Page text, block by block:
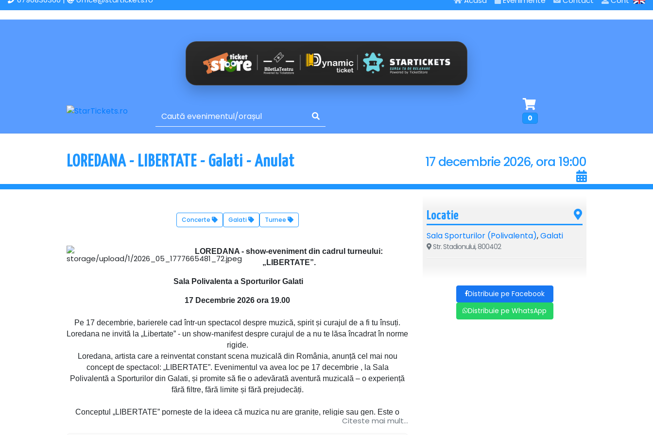
0
LOREDANA - LIBERTATE - Galati - Anulat 17 decembrie 2026, ora 19:00
Concerte Galati Turnee
LOREDANA - show-eveniment din cadrul turneului:
„LIBERTATE”.
Sala Polivalenta a Sporturilor Galati
17 Decembrie 2026 ora 19.00
Pe 17 decembrie, barierele cad într-un spectacol despre muzică, spirit și curajul de a fi tu însuți.
Loredana ne invită la „Libertate” - un show-manifest despre curajul de a nu te lăsa încadrat în norme
rigide.
Loredana, artista care a reinventat constant scena muzicală din România, anunță cel mai nou
concept de spectacol: „LIBERTATE”. Evenimentul va avea loc pe 17 decembrie , la Sala
Polivalentă a Sporturilor din Galati, și promite să fie o adevărată aventură muzicală – o experiență
fără filtre, fără limite și fără prejudecăți.
Conceptul „LIBERTATE” pornește de la ideea că muzica nu are granițe, religie sau gen. Este o
celebrare a Spiritului, singura dimensiune care rămâne eternă într-o lume în continuă schimbare.
Citeste mai mult...
Locatie
Sala Sporturilor (Polivalenta),Galati
Str. Stadionului, 800402
Distribuie pe Facebook
Distribuie pe WhatsApp